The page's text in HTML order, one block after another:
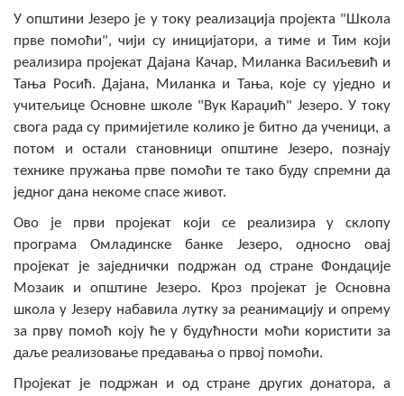
Скупштинско вијеће општине језеро
Састав Скупштине
Службени Гласници
ОПШТИНСКА УПРАВА
ИНФО
Активности
Јавни позиви
Обавјештења
У општини Језеро је у току реализација пројекта "Школа
прве помоћи", чији су иницијатори, а тиме и Тим који
реализира пројекат Дајана Качар, Миланка Васиљевић и
Тања Росић. Дајана, Миланка и Тања, које су уједно и
учитељице Основне школе "Вук Караџић" Језеро. У току
свога рада су примијетиле колико је битно да ученици, а
потом и остали становници општине Језеро, познају
технике пружања прве помоћи те тако буду спремни да
једног дана некоме спасе живот.
Ово је први пројекат који се реализира у склопу
програма Омладинске банке Језеро, односно овај
пројекат је заједнички подржан од стране Фондације
Мозаик и општине Језеро. Кроз пројекат је Основна
школа у Језеру набавила лутку за реанимацију и опрему
за прву помоћ коју ће у будућности моћи користити за
даље реализовање предавања о првој помоћи.
Пројекат је подржан и од стране других донатора, а